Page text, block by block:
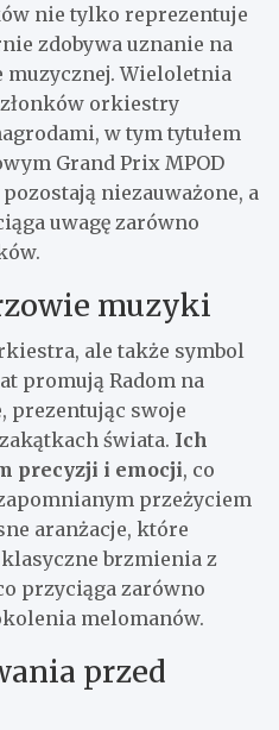
nie tylko reprezentuje
zdobywa uznanie na
muzycznej. Wieloletnia
orkiestry
w tym tytułem
Grand Prix MPOD
niezauważone, a
uwagę zarówno
muzyki
ale także symbol
promują Radom na
prezentując swoje
świata. Ich
precyzji i emocji, co
przeżyciem
aranżacje, które
brzmienia z
przyciąga zarówno
melomanów.
przed